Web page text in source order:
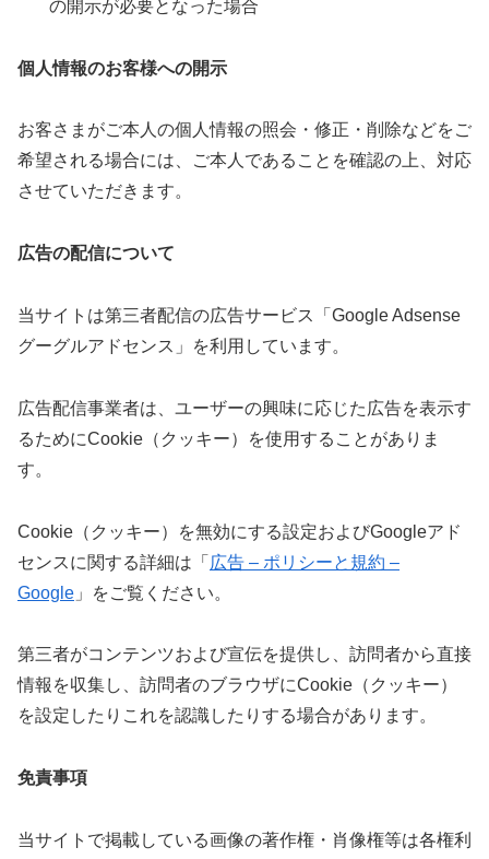
の開示が必要となった場合
個人情報のお客様への開示
お客さまがご本人の個人情報の照会・修正・削除などをご
希望される場合には、ご本人であることを確認の上、対応
させていただきます。
広告の配信について
当サイトは第三者配信の広告サービス「Google Adsense
グーグルアドセンス」を利用しています。
広告配信事業者は、ユーザーの興味に応じた広告を表示す
るためにCookie（クッキー）を使用することがありま
す。
Cookie（クッキー）を無効にする設定およびGoogleアド
センスに関する詳細は「 広告 – ポリシーと規約 –
Google 」をご覧ください。
第三者がコンテンツおよび宣伝を提供し、訪問者から直接
情報を収集し、訪問者のブラウザにCookie（クッキー）
を設定したりこれを認識したりする場合があります。
免責事項
当サイトで掲載している画像の著作権・肖像権等は各権利